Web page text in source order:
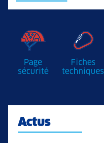
Page
sécurité
Fiches
techniques
Actus